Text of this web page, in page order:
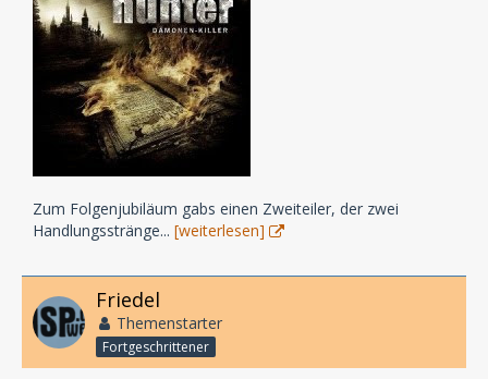
Zum Folgenjubiläum gabs einen Zweiteiler, der zwei
Handlungsstränge... [weiterlesen]
Friedel
Themenstarter
Fortgeschrittener